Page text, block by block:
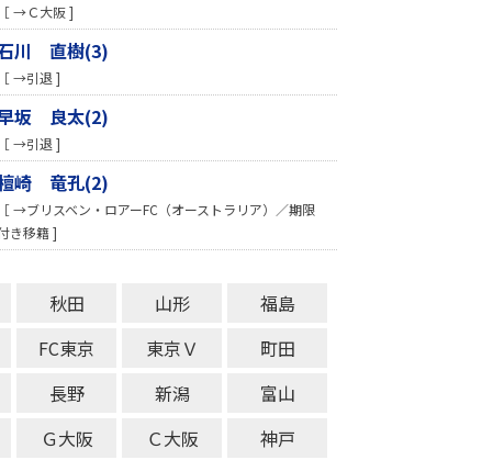
［ →Ｃ大阪 ]
川 直樹(3)
［ →引退 ]
坂 良太(2)
［ →引退 ]
崎 竜孔(2)
［ →ブリスベン・ロアーFC（オーストラリア）／期限
き移籍 ]
秋田 山形
福島
FC東京 東京Ｖ
町田
長野 新潟
富山
Ｇ大阪 Ｃ大阪 神戸